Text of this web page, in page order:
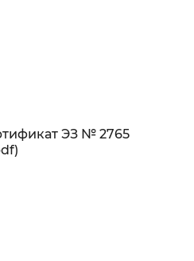
ЭЗ № 2765